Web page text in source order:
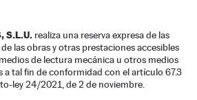
S.L.U. realiza una reserva expresa de las
las obras y otras prestaciones accesibles
de lectura mecánica u otros medios
a tal fin de conformidad con el artículo 67.3
ley 24/2021, de 2 de noviembre.